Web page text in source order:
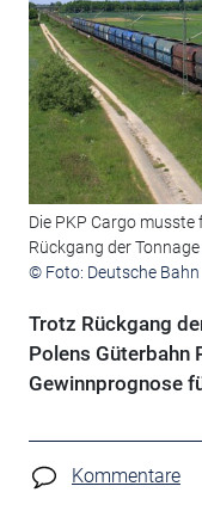
Die PKP Cargo
Rückgang der
© Foto: Deutsche Bahn
Trotz Rückgang
Polens Güterbahn
Gewinnprognose
Kommentare